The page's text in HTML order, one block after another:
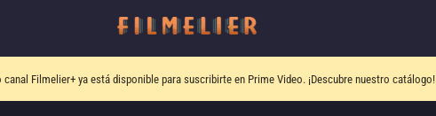
canal Filmelier+ya está disponible para suscribirte en Prime Video. ¡Descubre nuestro catálogo!